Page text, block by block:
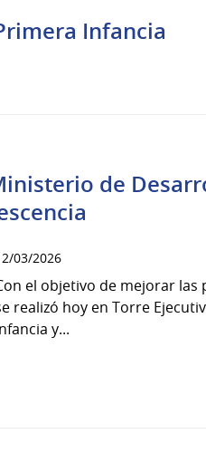
Infancia
de
03/2026
el objetivo de mejorar las
realizó hoy en Torre
y...